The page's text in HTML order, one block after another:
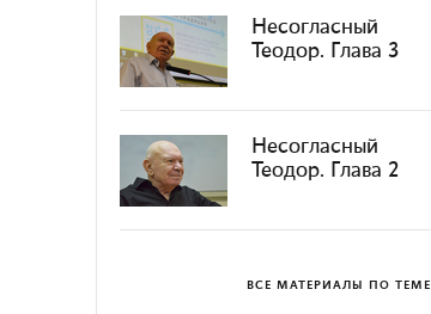
Несогласный
Теодор. Глава 3
Несогласный
Теодор. Глава 2
ВСЕ МАТЕРИАЛЫ ПО ТЕМЕ